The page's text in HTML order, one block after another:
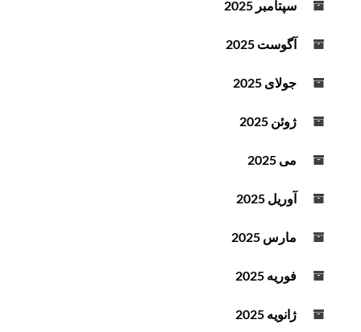
سپتامبر 2025
آگوست 2025
جولای 2025
ژوئن 2025
می 2025
آوریل 2025
مارس 2025
فوریه 2025
ژانویه 2025